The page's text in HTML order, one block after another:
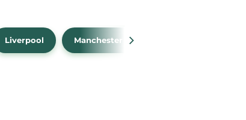
Liverpool Manchester City